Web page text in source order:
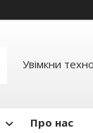
Увімкни
Про нас